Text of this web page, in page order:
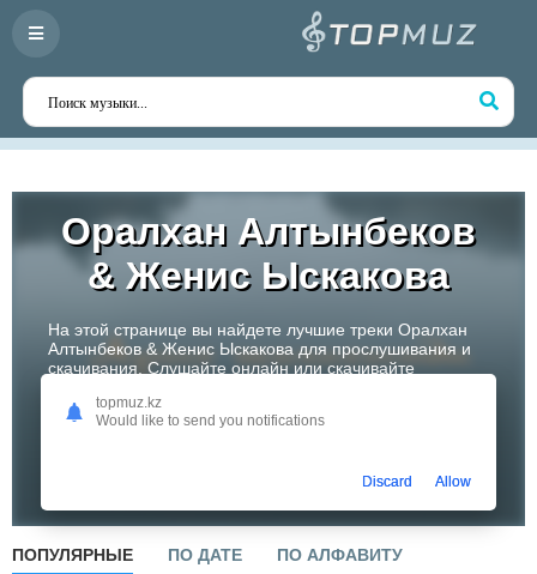
Оралхан Алтынбеков
& Женис Ыскакова
На этой странице вы найдете лучшие треки Оралхан
Алтынбеков & Женис Ыскакова для прослушивания и
скачивания. Слушайте онлайн или скачивайте
для себя творчество одного из самых перспективных
артистов Казахстана!
ПОПУЛЯРНЫЕ ПО ДАТЕ ПО АЛФАВИТУ
topmuz.kz
Would like to send you notifications
Discard Allow